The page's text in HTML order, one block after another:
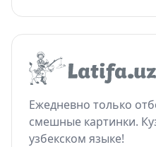
Ежедневно только
смешные картинки.
узбекском языке!